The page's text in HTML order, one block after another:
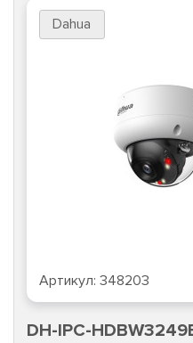
Dahua
Артикул: 348203
DH-IPC-